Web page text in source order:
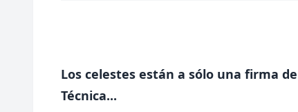
Los celestes están a sólo una firma
Técnica...